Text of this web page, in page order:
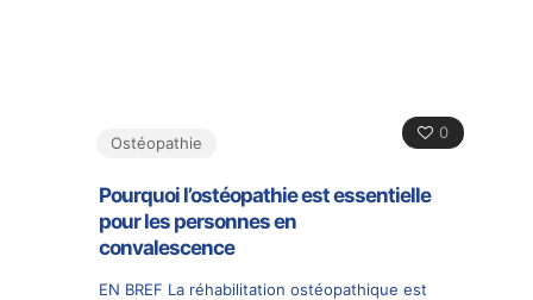
0
Ostéopathie
Pourquoi l’ostéopathie est essentielle
pour les personnes en
convalescence
EN BREF La réhabilitation ostéopathique est